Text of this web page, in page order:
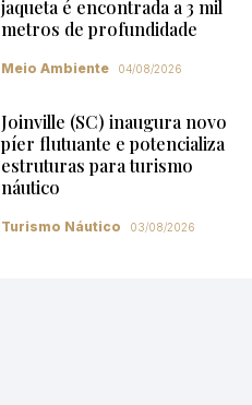
jaqueta é encontrada a 3 mil
metros de profundidade
Meio Ambiente 04/08/2026
Joinville (SC) inaugura novo
píer flutuante e potencializa
estruturas para turismo
náutico
Turismo Náutico 03/08/2026